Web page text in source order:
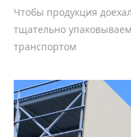
Чтобы продукция
тщательно
транспортом